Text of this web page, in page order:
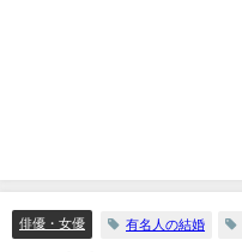
俳優・女優 有名人の結婚